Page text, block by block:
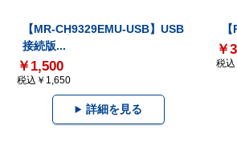
【MR-CH9329EMU-USB】USB
接続版...
￥1,500
税込￥1,650
詳細を見る
￥
税